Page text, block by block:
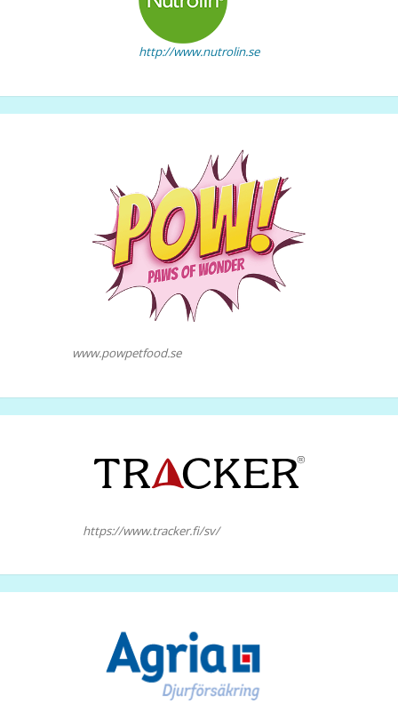
http://www.nutrolin.se
www.powpetfood.se
https://www.tracker.fi/sv/